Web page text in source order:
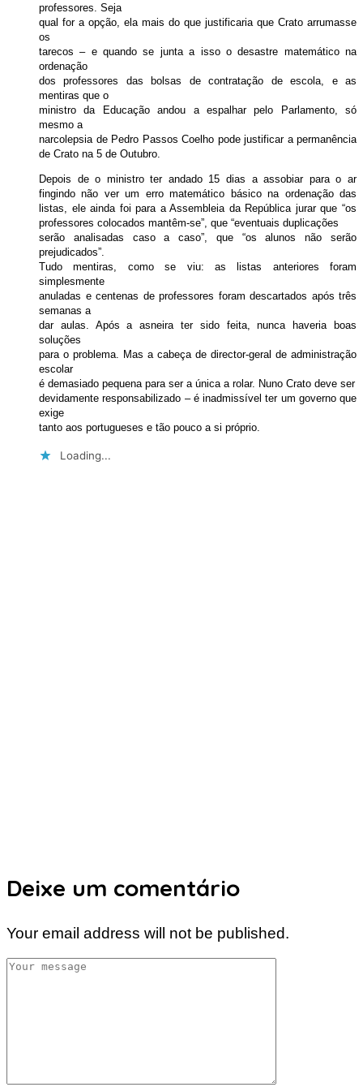
professores. Seja
qual for a opção, ela mais do que justificaria que Crato arrumasse
os
tarecos – e quando se junta a isso o desastre matemático na
ordenação
dos professores das bolsas de contratação de escola, e as
mentiras que o
ministro da Educação andou a espalhar pelo Parlamento, só
mesmo a
narcolepsia de Pedro Passos Coelho pode justificar a permanência
de Crato na 5 de Outubro.
Depois de o ministro ter andado 15 dias a assobiar para o ar
fingindo não ver um erro matemático básico na ordenação das
listas, ele ainda foi para a Assembleia da República jurar que “os
professores colocados mantêm-se”, que “eventuais duplicações
serão analisadas caso a caso”, que “os alunos não serão
prejudicados”.
Tudo mentiras, como se viu: as listas anteriores foram
simplesmente
anuladas e centenas de professores foram descartados após três
semanas a
dar aulas. Após a asneira ter sido feita, nunca haveria boas
soluções
para o problema. Mas a cabeça de director-geral de administração
escolar
é demasiado pequena para ser a única a rolar. Nuno Crato deve ser
devidamente responsabilizado – é inadmissível ter um governo que
exige
tanto aos portugueses e tão pouco a si próprio.
Loading...
Deixe um comentário
Your email address will not be published.